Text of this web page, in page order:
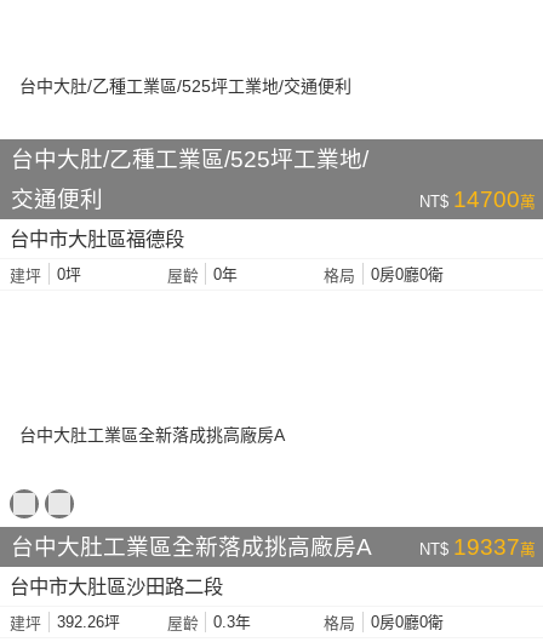
台中大肚/乙種工業區/525坪工業地/
交通便利
NT$ 14700萬
台中市大肚區福德段
建坪 0坪 屋齡 0年 格局 0房0廳0衛
台中大肚工業區全新落成挑高廠房A NT$ 19337萬
台中市大肚區沙田路二段
建坪 392.26坪 屋齡 0.3年 格局 0房0廳0衛